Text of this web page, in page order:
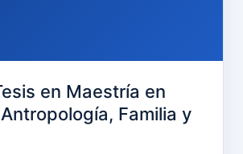
en Maestría en
Familia y